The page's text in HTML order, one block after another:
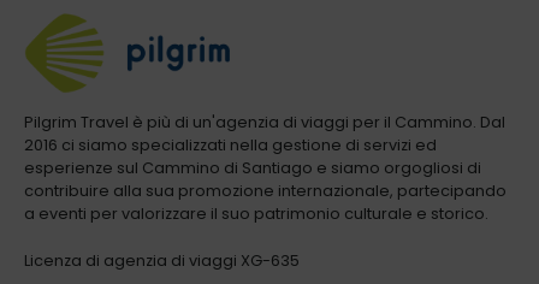
Pilgrim Travel è più di un'agenzia di viaggi per il Cammino. Dal
2016 ci siamo specializzati nella gestione di servizi ed
esperienze sul Cammino di Santiago e siamo orgogliosi di
contribuire alla sua promozione internazionale, partecipando
a eventi per valorizzare il suo patrimonio culturale e storico.
Licenza di agenzia di viaggi XG-635